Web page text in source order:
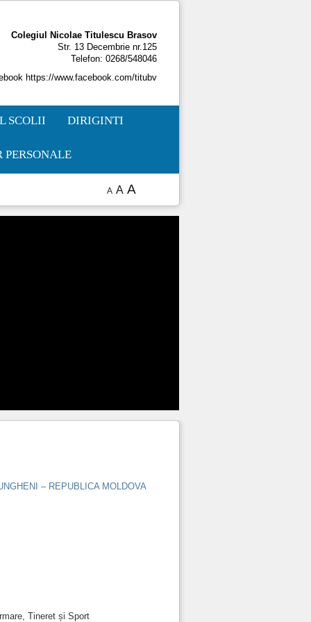
Colegiul Nicolae Titulescu Brasov
Str. 13 Decembrie nr.125
Telefon: 0268/548046
https://www.facebook.com/titubv
SCOLII DIRIGINTI
PERSONALE
A A A
– REPUBLICA MOLDOVA
Tineret și Sport